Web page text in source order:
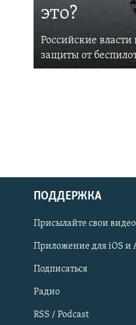
Українською
Qırımtatar
ПРИСОЕДИНЯЙТЕСЬ!
это?
Российские
защиты от
ПОДДЕРЖКА
Присылайте свои
Приложение для iOS и
Подписаться
Радио
RSS / Podcast